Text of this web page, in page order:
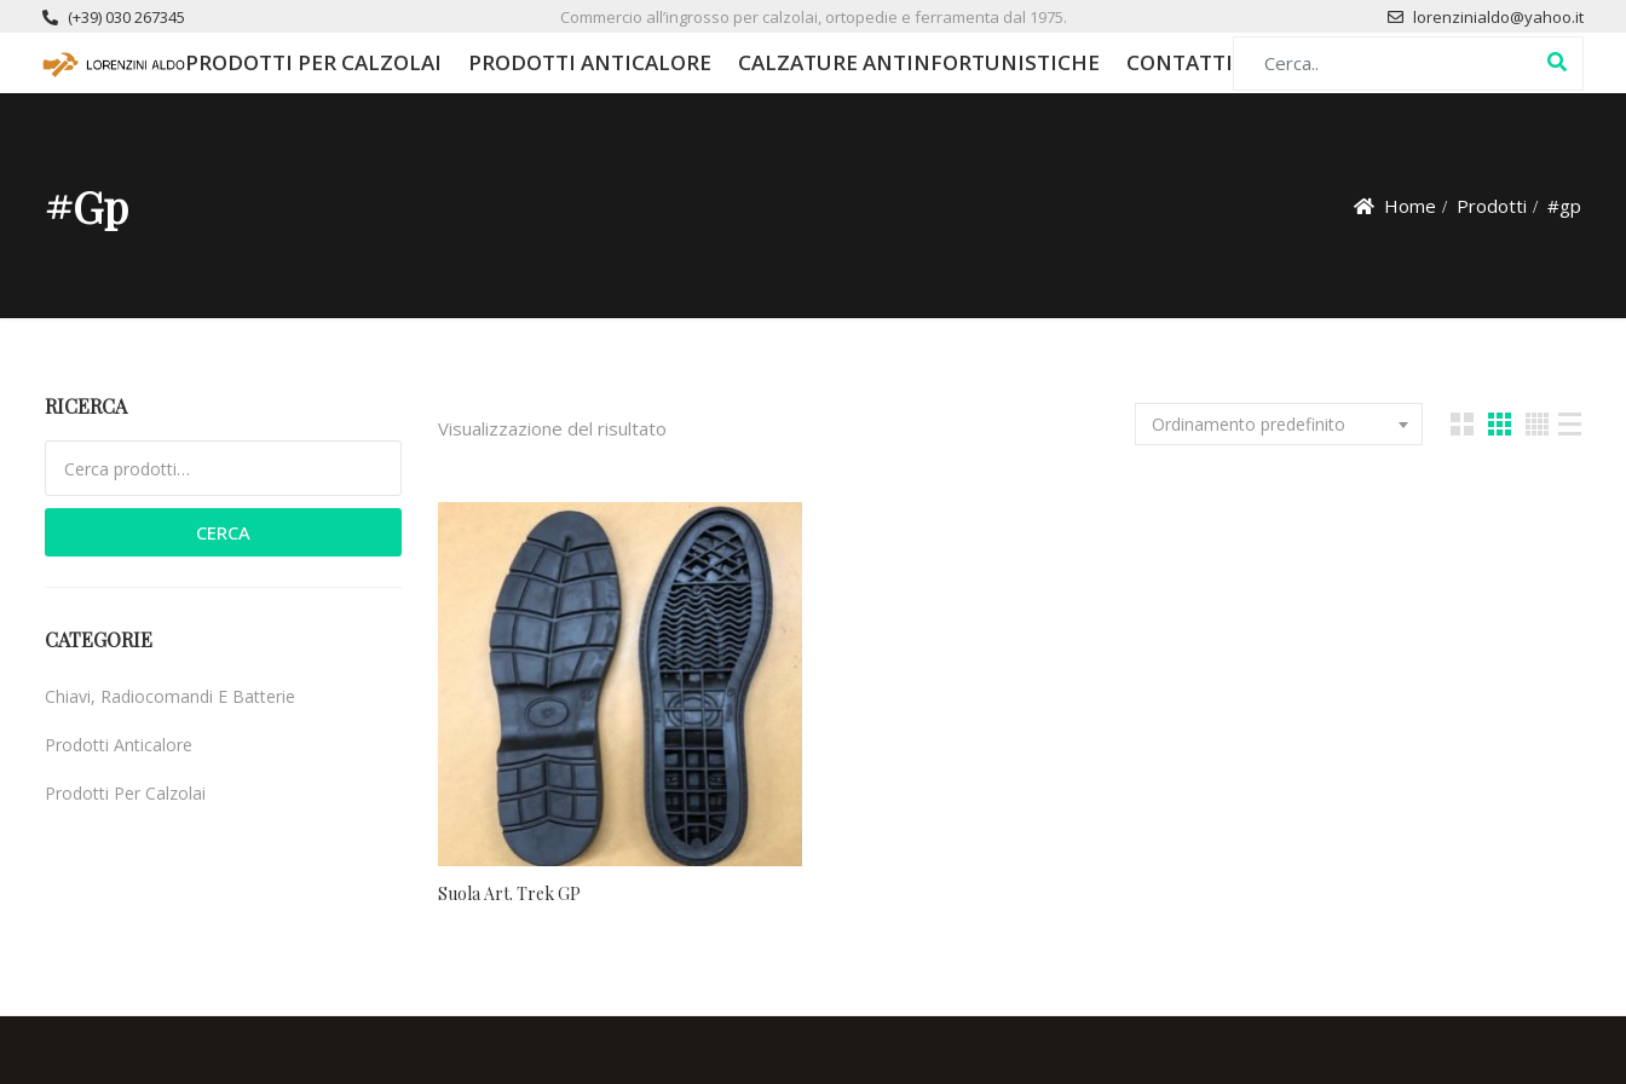
(+39) 030 267345 Commercio all’ingrosso per calzolai, ortopedie e ferramenta dal 1975. lorenzinialdo@yahoo.it
PRODOTTI PER CALZOLAI PRODOTTI ANTICALORE CALZATURE ANTINFORTUNISTICHE CONTATTI
#gp Home Prodotti #gp
RICERCA
CERCA
CATEGORIE
Chiavi, Radiocomandi E Batterie
Prodotti Anticalore
Prodotti Per Calzolai
Visualizzazione del risultato Ordinamento predefinito
Suola Art. Trek GP